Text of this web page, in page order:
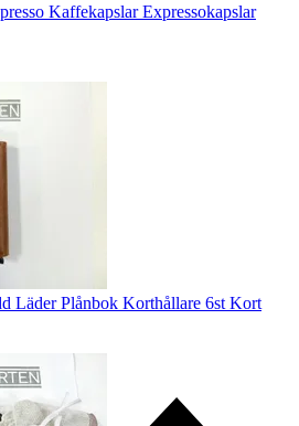
Kaffekapslar Expressokapslar
Läder Plånbok Korthållare 6st Kort